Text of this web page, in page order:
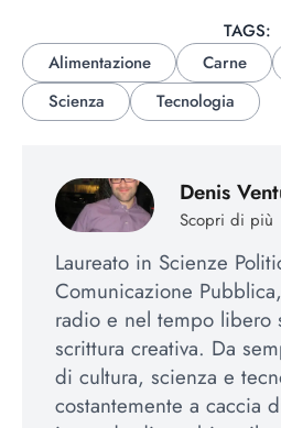
TAGS:
Alimentazione
Carne
Scienza
Tecnologia
Denis
Scopri di più
Laureato in Scienze
Comunicazione
radio e nel tempo libero
scrittura creativa. Da
di cultura, scienza e
costantemente a caccia